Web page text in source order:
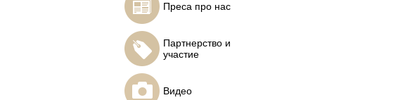
Тусвендран Пиллай
Основатель академии
TECHTRADERS FX
Преса про нас
Партнерство и
участие
Видео